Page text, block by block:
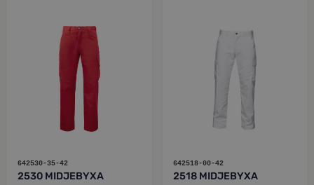
642530-35-42
2530 MIDJEBYXA
642518-00-42
2518 MIDJEBYXA